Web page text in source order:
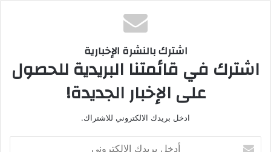
اشترك بالنشرة الإخبارية
اشترك في قائمتنا البريدية للحصول
على الإخبار الجديدة!
ادخل بريدك الالكتروني للاشتراك.